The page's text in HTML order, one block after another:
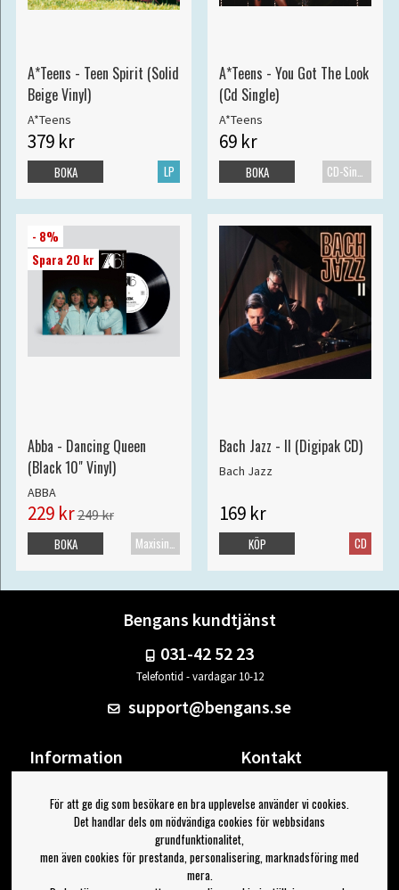
A*Teens - Teen Spirit (Solid
Beige Vinyl)
A*Teens
379 kr
LP
BOKA
A*Teens - You Got The Look
(Cd Single)
A*Teens
69 kr
BOKA
- 8%
Spara 20 kr
Abba - Dancing Queen
(Black 10" Vinyl)
ABBA
229 kr249 kr
Maxisingel
BOKA
Bach Jazz - II (Digipak CD)
Bach Jazz
169 kr
CD
KÖP
Bengans kundtjänst
031-42 52 23
Telefontid - vardagar 10-12
support@bengans.se
Information
Om Bengans
FAQ / Köp- & Leveransvillkor
Kontakt
Din sida
Logga ut
Jag vill ha tips från Bengans
För att ge dig som besökare en bra upplevelse använder vi cookies.
Det handlar dels om nödvändiga cookies för webbsidans
grundfunktionalitet,
men även cookies för prestanda, personalisering, marknadsföring med
mera.